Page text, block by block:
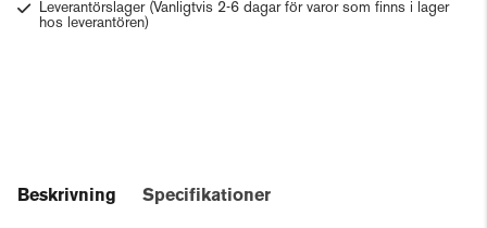
Leverantörslager (Vanligtvis 2-6 dagar för varor som finns i lager
hos leverantören)
Beskrivning Specifikationer